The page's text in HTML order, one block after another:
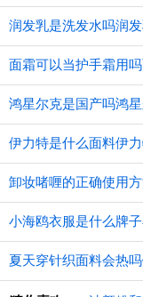
润发乳是洗发水吗润
面霜可以当护手霜用
鸿星尔克是国产吗鸿
伊力特是什么面料伊
卸妆啫喱的正确使用
小海鸥衣服是什么牌
夏天穿针织面料会热